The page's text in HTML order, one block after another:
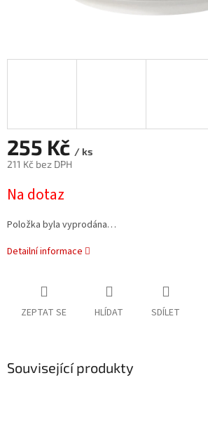
255 Kč / ks
211 Kč bez DPH
cena:
Na dotaz
Položka byla vyprodána…
Detailní informace
ZEPTAT SE HLÍDAT SDÍLET
Související produkty